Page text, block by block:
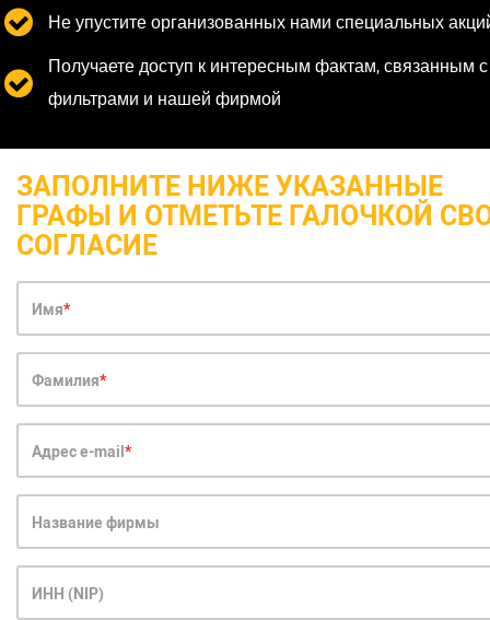
Не упустите организованных нами специальных
Получаете доступ к интересным фактам, связанным с
фильтрами и нашей фирмой
ЗАПОЛНИТЕ НИЖЕ УКАЗАННЫЕ
ГРАФЫ И ОТМЕТЬТЕ ГАЛОЧКОЙ
СОГЛАСИЕ
Имя
Фамилия
Адрес e-mail
Название фирмы
ИНН (NIP)